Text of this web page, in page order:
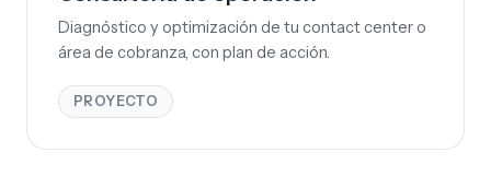
Diagnóstico y optimización de tu contact center o
área de cobranza, con plan de acción.
PROYECTO